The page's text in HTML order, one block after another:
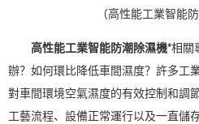
（高性能工業智能
高性能工業智能防潮除濕機*相關
辦？如何環比降低車間濕度？許多工
對車間環境空氣濕度的有效控制和調
工藝流程、設備正常運行以及一直儲